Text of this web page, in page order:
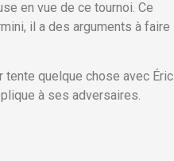
en vue de ce tournoi. Ce
il a des arguments à faire
tente quelque chose avec Éric
à ses adversaires.